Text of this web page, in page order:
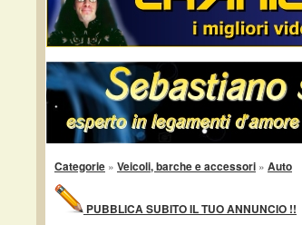
Categorie » Veicoli, barche e accessori » Auto
PUBBLICA SUBITO IL TUO ANNUNCIO !!